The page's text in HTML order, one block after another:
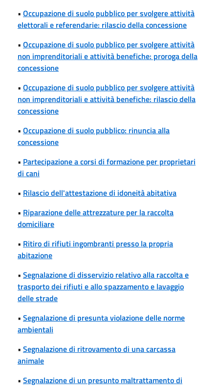
• Occupazione di suolo pubblico per svolgere attività
elettorali e referendarie: rilascio della concessione
• Occupazione di suolo pubblico per svolgere attività
non imprenditoriali e attività benefiche: proroga della
concessione
• Occupazione di suolo pubblico per svolgere attività
non imprenditoriali e attività benefiche: rilascio della
concessione
• Occupazione di suolo pubblico: rinuncia alla
concessione
• Partecipazione a corsi di formazione per proprietari
di cani
• Rilascio dell'attestazione di idoneità abitativa
• Riparazione delle attrezzature per la raccolta
domiciliare
• Ritiro di rifiuti ingombranti presso la propria
abitazione
• Segnalazione di disservizio relativo alla raccolta e
trasporto dei rifiuti e allo spazzamento e lavaggio
delle strade
• Segnalazione di presunta violazione delle norme
ambientali
• Segnalazione di ritrovamento di una carcassa
animale
• Segnalazione di un presunto maltrattamento di